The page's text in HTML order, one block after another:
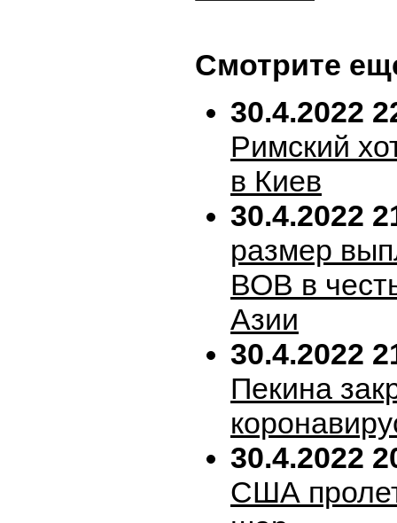
Смотрите
30.4.2022
Римский
в Киев
30.4.2022
размер
ВОВ в
Азии
30.4.2022
Пекина
30.4.2022
США